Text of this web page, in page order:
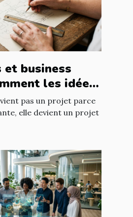
et business
les idées
pas un projet parce
elle devient un projet